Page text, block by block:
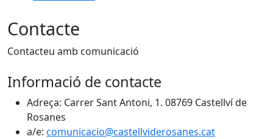
Contacte
Contacteu amb comunicació
Informació de contacte
Adreça: Carrer Sant Antoni, 1. 08769 Castellví de
Rosanes
a/e: comunicacio@castellviderosanes.cat